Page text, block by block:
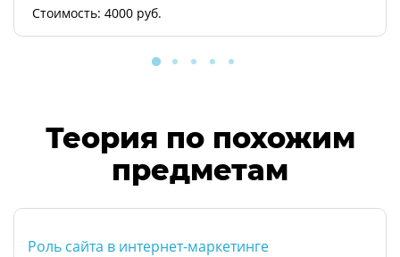
формирование инвестиционной
Стоимость: 4000 руб.
Теория по похожим
предметам
Роль сайта в интернет-маркетинге